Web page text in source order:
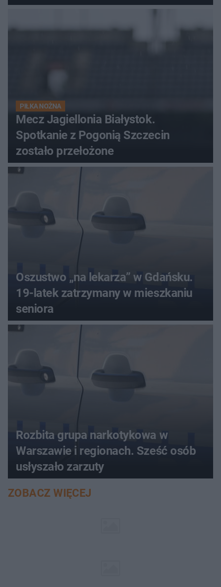
PIŁKA NOŻNA
Mecz Jagiellonia Białystok.
Spotkanie z Pogonią Szczecin
zostało przełożone
Oszustwo „na lekarza” w Gdańsku.
19-latek zatrzymany w mieszkaniu
seniora
Rozbita grupa narkotykowa w
Warszawie i regionach. Sześć osób
usłyszało zarzuty
ZOBACZ WIĘCEJ